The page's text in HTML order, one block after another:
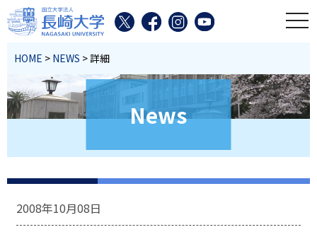
HOME > NEWS > 詳細
News
2008年10月08日